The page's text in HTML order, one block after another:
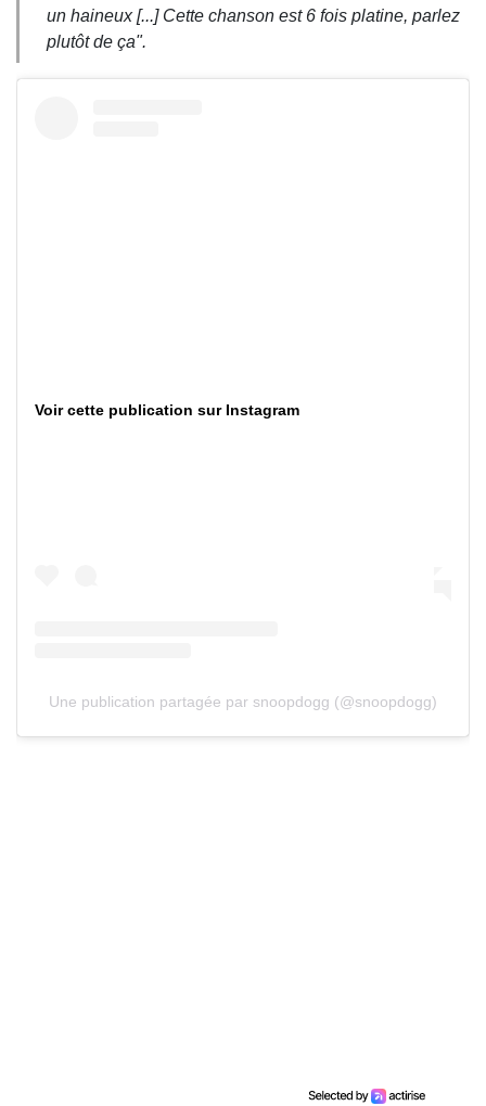
un haineux [...] Cette chanson est 6 fois platine, parlez
plutôt de ça".
Voir cette publication sur Instagram
Une publication partagée par snoopdogg (@snoopdogg)